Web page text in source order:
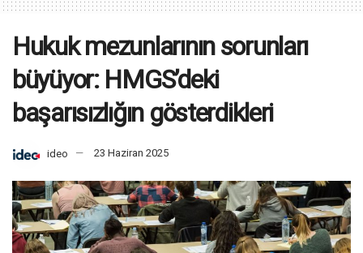
Hukuk mezunlarının sorunları
büyüyor: HMGS’deki
başarısızlığın gösterdikleri
ideo 23 Haziran 2025